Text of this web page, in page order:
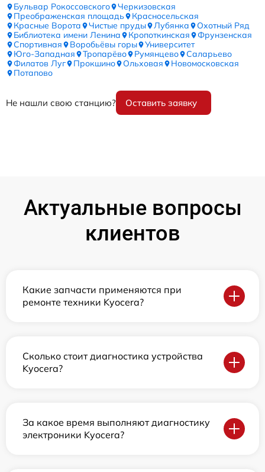
Бульвар Рокоссовского
Черкизовская
Преображенская площадь
Красносельская
Красные Ворота
Чистые пруды Лубянка
Охотный Ряд
Библиотека имени Ленина
Кропоткинская
Фрунзенская
Спортивная
Воробьёвы горы
Университет
Юго-Западная
Тропарёво Румянцево
Саларьево
Филатов Луг
Прокшино Ольховая
Новомосковская
Потапово
Не нашли свою станцию? Оставить заявку
Актуальные вопросы
клиентов
Какие запчасти применяются при
ремонте техники Kyocera?
Сколько стоит диагностика устройства
Kyocera?
За какое время выполняют диагностику
электроники Kyocera?